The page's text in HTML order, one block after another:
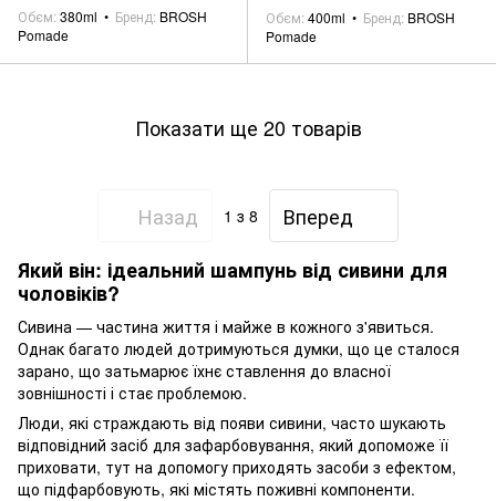
Обєм 380ml Бренд BROSH
Pomade
Обєм 400ml Бренд BROSH
Pomade
Показати ще 20 товарів
Назад 1 з 8
Вперед
Який він: ідеальний шампунь від сивини для
чоловіків?
Сивина — частина життя і майже в кожного з'явиться.
Однак багато людей дотримуються думки, що це сталося
зарано, що затьмарює їхнє ставлення до власної
зовнішності і стає проблемою.
Люди, які страждають від появи сивини, часто шукають
відповідний засіб для зафарбовування, який допоможе її
приховати, тут на допомогу приходять засоби з ефектом,
що підфарбовують, які містять поживні компоненти.